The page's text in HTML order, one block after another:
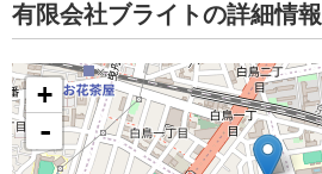
有限会社ブライトの詳細情報
+
-